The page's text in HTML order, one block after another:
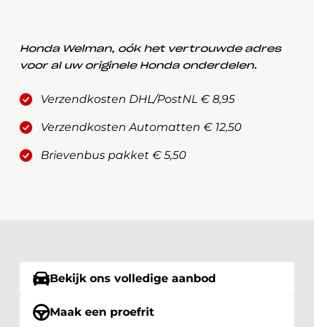
Honda Welman, oók het vertrouwde adres
voor al uw originele Honda onderdelen.
Verzendkosten DHL/PostNL € 8,95
Verzendkosten Automatten € 12,50
Brievenbus pakket € 5,50
Bekijk ons volledige aanbod
Maak een proefrit